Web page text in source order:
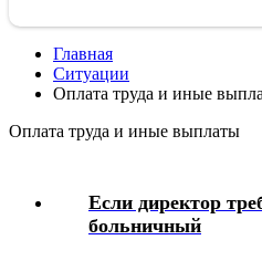
Изменение условий труда
Прекращение трудового
Отпуска и иное нерабочее
Главная
Ситуации
Оплата труда и иные
Оплата труда и иные выплаты
Если директор
больничный